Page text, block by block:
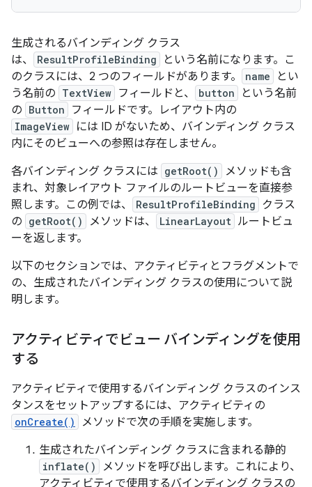
生成されるバインディング クラス
は、
ResultProfileBinding
という名前になります。こ
のクラスには、2 つのフィールドがあります。
name
とい
う名前の TextView フィールドと、 button
という名前
の Button フィールドです。レイアウト内の
ImageView には ID がないため、バインディング クラス
内にそのビューへの参照は存在しません。
各バインディング クラスには getRoot()
メソッドも含
まれ、対象レイアウト ファイルのルートビューを直接参
照します。この例では、
ResultProfileBinding
クラス
の getRoot() メソッドは、 LinearLayout ルートビュ
ーを返します。
以下のセクションでは、アクティビティとフラグメントで
の、生成されたバインディング クラスの使用について説
明します。
アクティビティでビュー バインディングを使用
する
アクティビティで使用するバインディング クラスのインス
タンスをセットアップするには、アクティビティの
onCreate()
メソッドで次の手順を実施します。
生成されたバインディング クラスに含まれる静的
inflate()
メソッドを呼び出します。これにより、
アクティビティで使用するバインディング クラスの